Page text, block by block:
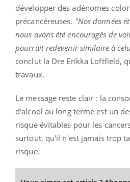
développer des adénomes
précancéreuses. "Nos données
nous avons été encouragés de
pourrait redevenir similaire à
conclut la Dre Erikka Loftfield,
travaux.
Le message reste clair : la
d'alcool au long terme est un
risque évitables pour les
surtout, qu'il n'est jamais trop
risque.